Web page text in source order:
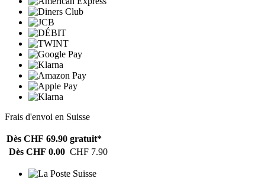
Frais d'envoi en Suisse
Dès CHF 69.90 gratuit*
Dès CHF 0.00 CHF 7.90